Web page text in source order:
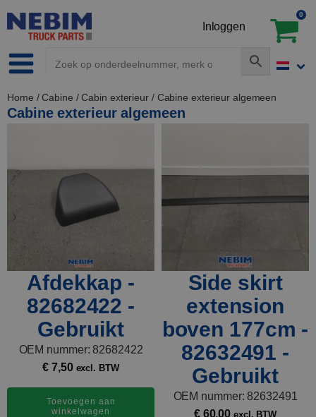
Inloggen
0
Home /Cabine /Cabin exterieur/ Cabine exterieur algemeen
Cabine exterieur algemeen
Afdekkap -
82682422 -
Gebruikt
OEM nummer: 82682422
€ 7,50 excl. BTW
Toevoegen aan
winkelwagen
Side skirt
extension
boven 177cm -
82632491 -
Gebruikt
OEM nummer: 82632491
€60,00 excl. BTW